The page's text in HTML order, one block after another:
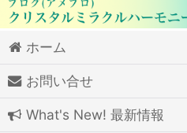
ホーム
お問い合せ
What's New! 最新情報